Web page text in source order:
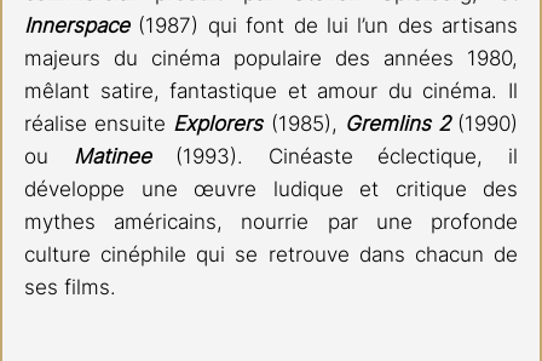
Innerspace (1987) qui font de lui l’un des artisans
majeurs du cinéma populaire des années 1980,
mêlant satire, fantastique et amour du cinéma. Il
réalise ensuite Explorers (1985), Gremlins 2 (1990)
ou Matinee (1993). Cinéaste éclectique, il
développe une œuvre ludique et critique des
mythes américains, nourrie par une profonde
culture cinéphile qui se retrouve dans chacun de
ses films.